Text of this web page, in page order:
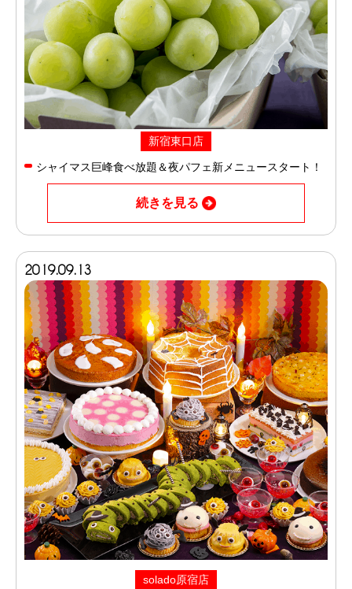
新宿東口店
シャイマス巨峰食べ放題＆夜パフェ新メニュースタート！
続きを見る
2019.09.13
solado原宿店